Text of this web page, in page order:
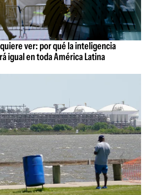
ver: por qué la inteligencia
igual en toda América Latina